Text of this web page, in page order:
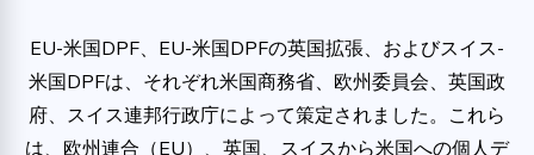
EU-米国DPF、EU-米国DPFの英国拡張、およびスイス-
米国DPFは、それぞれ米国商務省、欧州委員会、英国政
府、スイス連邦行政庁によって策定されました。これら
は、欧州連合（EU）、英国、スイスから米国への個人デ